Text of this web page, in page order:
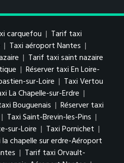
carquefou | Tarif taxi
| Taxi aéroport Nantes |
| Tarif taxi saint nazaire
| Réserver taxi En Loire-
sur-Loire | Taxi Vertou
La Chapelle-sur-Erdre |
Bouguenais | Réserver taxi
| Taxi Saint-Brevin-les-Pins |
sur-Loire | Taxi Pornichet |
la chapelle sur erdre-Aéroport
| Tarif taxi Orvault-